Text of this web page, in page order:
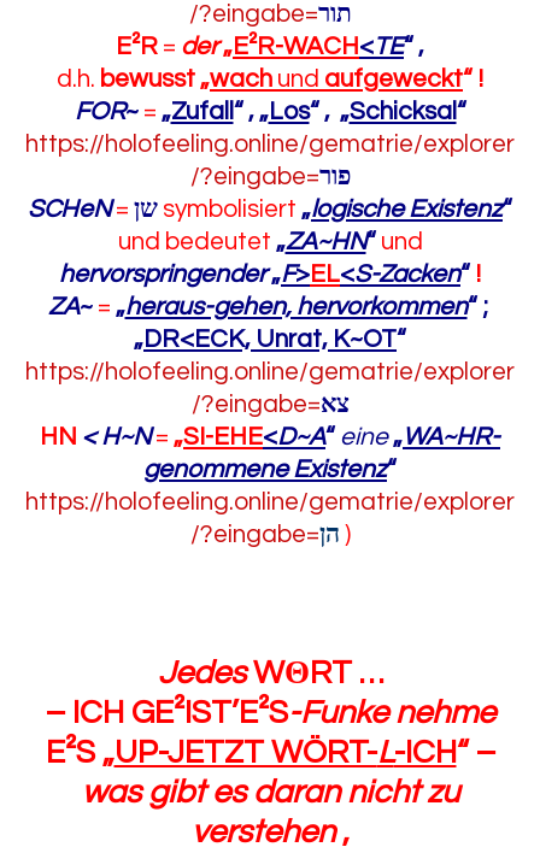
/?eingabe=תור
E²R = der„E²R-WACH<TE“ ,
d.h. bewusst „wach und aufgeweckt“ !
FOR~ = „Zufall “ , „Los“ , „Schicksal“
https://holofeeling.online/gematrie/explorer
/?eingabe=פור
SCHeN= שן symbolisiert „logische Existenz“
und bedeutet „ZA~HN“ und
hervorspringender„F>EL<S-Zacken“ !
ZA~ = „heraus-gehen, hervorkommen“ ;
„DR<ECK, Unrat, K~OT“
https://holofeeling.online/gematrie/explorer
/?eingabe=צא
HN < H~N = „SI-EHE<D~A“ eine „WA~HR-
genommene Existenz“
https://holofeeling.online/gematrie/explorer
/?eingabe=הן )
JedesWΘ RT …
– ICH GE²IST’E²S-Funke nehme
E²S „UP-JETZT WÖRT-L-ICH“ –
was gibt es daran nicht zu
verstehen,